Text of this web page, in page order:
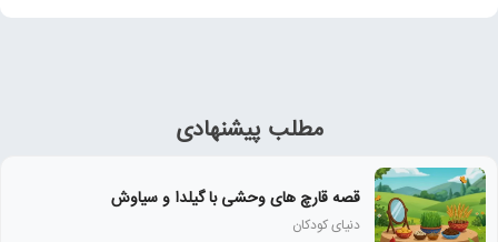
مطلب پیشنهادی
قصه قارچ های وحشی با گیلدا و سیاوش
دنیای کودکان